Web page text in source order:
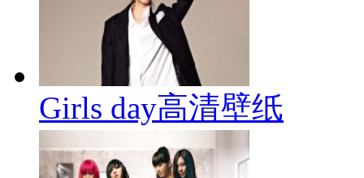
Girls day高清壁纸